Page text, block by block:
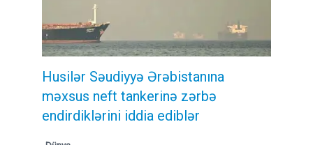
Husilər Səudiyyə Ərəbistanına
məxsus neft tankerinə zərbə
endirdiklərini iddia ediblər